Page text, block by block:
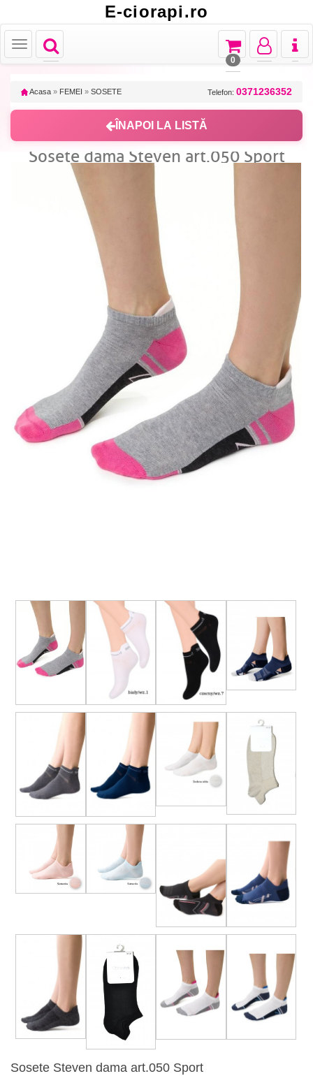
E-ciorapi.ro
Toggle
navigation
Toggle
Toggle
navigation
Toggle
navigation
Toggle
navigation
0
Acasa » FEMEI » SOSETE Telefon: 0371236352
ÎNAPOI LA LISTĂ
Sosete dama Steven art.050 Sport
Sosete Steven dama art.050 Sport